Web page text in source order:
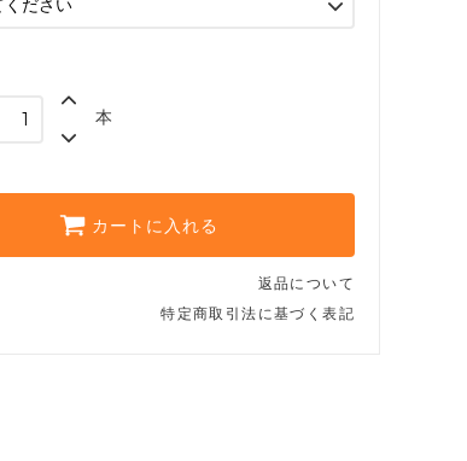
本
カートに入れる
返品について
特定商取引法に基づく表記